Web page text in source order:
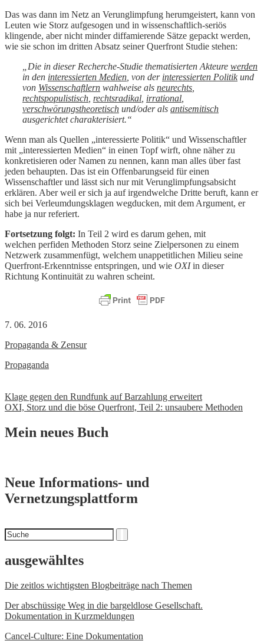
Das was dann im Netz an Verunglimpfung herumgeistert, kann von
Leuten wie Storz aufgesogen und in wissenschaftlich-seriös
klingende, aber nicht minder diffamierende Sätze gepackt werden,
wie sie schon im dritten Absatz seiner Querfront Studie stehen:
„Die in dieser Recherche-Studie thematisierten Akteure werden
in den interessierten Medien , von der interessierten Politikund
von Wissenschaftlern wahlweise als neurechts
rechtspopulistisch rechtsradikal irrational
verschwörungstheoretisch und/oder als antisemitisch
ausgerichtet charakterisiert.“
Wenn man als Quellen „interessierte Politik“ und Wissenschaftler
mit „interessierten Medien“ in einen Topf wirft, ohne näher zu
konkretisieren oder Namen zu nennen, kann man alles über fast
jeden behaupten. Das ist ein Offenbarungseid für einen
Wissenschaftler und lässt sich nur mit Verunglimpfungsabsicht
erklären. Aber weil er sich ja auf irgendwelche Dritte beruft, kann er
sich bei Verleumdungsklagen wegducken, mit dem Argument, er
habe ja nur referiert.
Fortsetzung folgt: In Teil 2 wird es darum gehen, mit
welchen perfiden Methoden Storz seine Zielpersonen zu einem
Netzwerk zusammenfügt, welchem unappetitlichen Milieu seine
Querfront-Erkenntnisse entspringen, und wie OXIin dieser
Richtung Kontinuität zu wahren scheint.
7. 06. 2016
Propaganda & Zensur
Propaganda
Beitrags-
Navigation
Klage gegen den Rundfunk auf Barzahlung erweitert
OXI, Storz und die böse Querfront, Teil 2: unsaubere Methoden
Mein neues Buch
Neue Informations- und
Vernetzungsplattform
Suchen
nach
ausgewähltes
Die zeitlos wichtigsten Blogbeiträge nach Themen
Der abschüssige Weg in die bargeldlose Gesellschaft.
Dokumentation in Kurzmeldungen
Cancel-Culture: Eine Dokumentation